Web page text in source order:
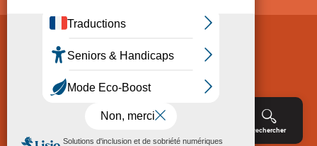
Rechercher
Politique de Protection des données
Consentement
Accessibilité : non conforme